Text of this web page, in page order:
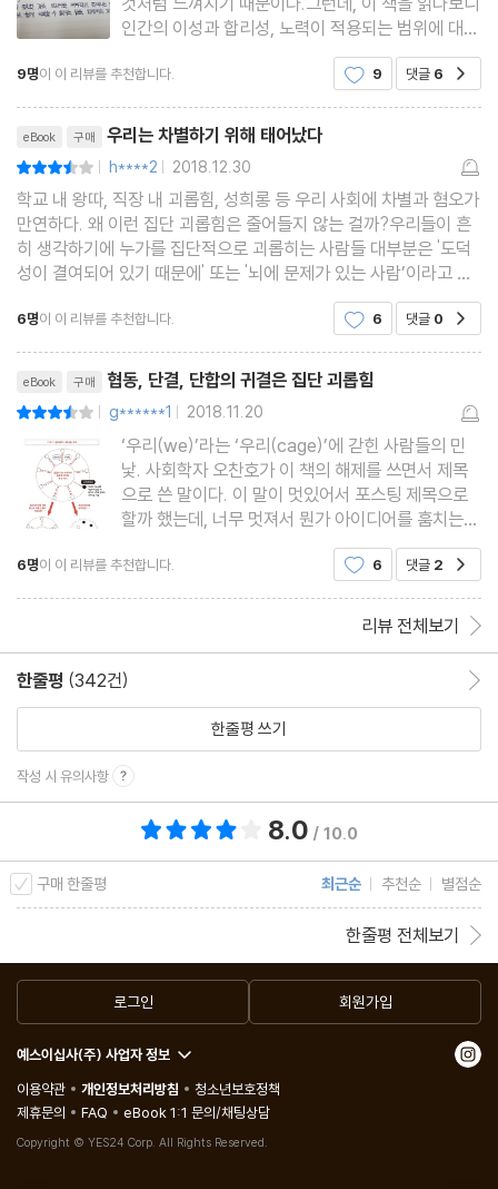
인간의 이성과 합리성, 노력이 적용되는 범위에 대해
의구심이 들지 않을 수 없었다. 지속적으로 자행되고
근절되지 않는 학교폭력과 집단 괴롭힘.이것이 인간
본성에 기인한 것이며, 인간의 의지와 합리성만으로
는 대처하는 데
9명이 이 리뷰를 추천합니다. 9 댓글 6
eBook 구매 우리는 차별하기 위해 태어났다
| h****2 | 2018.12.30
학교 내 왕따, 직장 내 괴롭힘, 성희롱 등 우리 사회에 차별과 혐오가
만연하다. 왜 이런 집단 괴롭힘은 줄어들지 않는 걸까?우리들이 흔
히 생각하기에 누가를 집단적으로 괴롭히는 사람들 대부분은 '도덕
성이 결여되어 있기 때문에' 또는 '뇌에 문제가 있는 사람’이라고 해
석할법하다. 하지만 우리는 차별하기 위해 태어났다의 저자 나카노
노부코는 집단 괴롭힘과 같은 사회적 배제
6명이 이 리뷰를 추천합니다. 6 댓글 0
eBook 구매 협동, 단결, 단합의 귀결은 집단 괴롭힘
| g******1 | 2018.11.20
‘우리(we)’라는 ‘우리(cage)’에 갇힌 사람들의 민
낯. 사회학자 오찬호가 이 책의 해제를 쓰면서 제목
으로 쓴 말이다. 이 말이 멋있어서 포스팅 제목으로
할까 했는데, 너무 멋져서 뭔가 아이디어를 훔치는
느낌이 들어서 말았다. 뇌과학자 나카노 노부코는 집
단 괴롭힘과 따돌림 현상을 인간의 향사회성으로 해
6명이 이 리뷰를 추천합니다. 6 댓글 2
리뷰 전체보기
한줄평 (342건)
한줄평 쓰기
작성 시 유의사항
8.0 / 10.0
구매 한줄평 최근순 추천순 별점순
한줄평 전체보기
로그인 회원가입
예스이십사(주) 사업자 정보
이용약관
개인정보처리방침
청소년보호정책
제휴문의
FAQ eBook 1:1 문의/채팅상담
Copyright © YES24 Corp. All Rights Reserved.